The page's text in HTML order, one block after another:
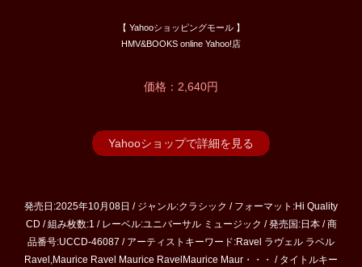
【 Yahooショッピングモール 】
HMV&BOOKS online Yahoo!店
価格：2,640円
Yahooショップで詳細を見る
発売日:2025年10月08日 / ジャンル:クラシック / フォーマット:Hi Quality
CD / 組み枚数:1 / レーベル:ユニバーサル ミュージック / 発売国:日本 / 商
品番号:UCCD-46087 / アーティストキーワード:Ravel ラヴェル ラベル
Ravel,Maurice Ravel Maurice RavelMaurice Maur・・・ / タイトルキー